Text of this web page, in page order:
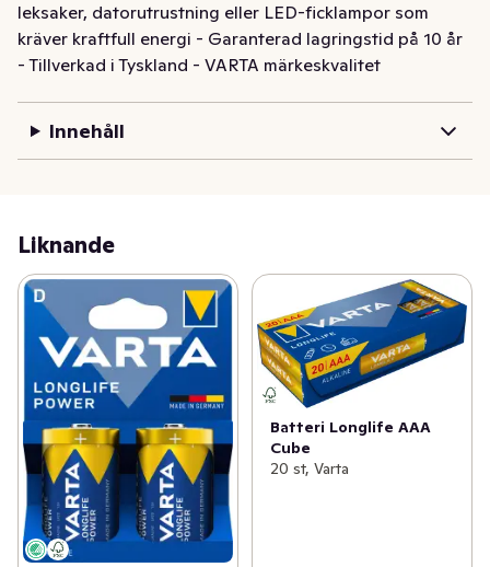
leksaker, datorutrustning eller LED-ficklampor som
kräver kraftfull energi - Garanterad lagringstid på 10 år
- Tillverkad i Tyskland - VARTA märkeskvalitet
batteriförvaring - Förpackningar av kartongmaterial för
Innehåll
Liknande
Batteri Longlife AAA
Cube
20 st, Varta